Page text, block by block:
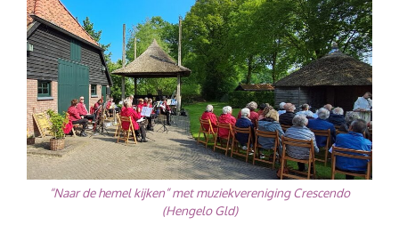
“Naar de hemel kijken” met muziekvereniging Crescendo
(Hengelo Gld)